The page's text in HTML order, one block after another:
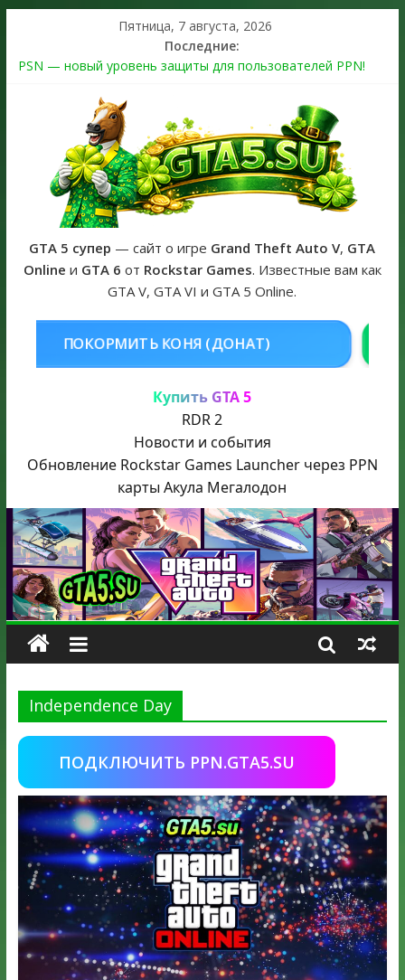
Пятница, 7 августа, 2026
Последние:
PSN — новый уровень защиты для пользователей PPN!
The Kortz Center Heist выйдет в GTA Online уже 14 июля
Регистрация в Rockstar Games Social Club ошибка #1.500.7:
как зарегистрировать аккаунт и войти без проблем в 2026
Получайте особые награды в GTA Online по программе
Fine Art Collector
GTA 6 официальная обложка игры и Предзаказ Grand Theft
Auto VI
GTA 5 супер — сайт о игре Grand Theft Auto V, GTA
Online и GTA 6 от Rockstar Games. Известные вам как
GTA V, GTA VI и GTA 5 Online.
(ДОНАТ) КУПИТЬ GTA 5
Купить GTA 5
RDR 2
Новости и события
Обновление Rockstar Games Launcher через PPN
карты Акула Мегалодон
Independence Day
ПОДКЛЮЧИТЬ PPN.GTA5.SU